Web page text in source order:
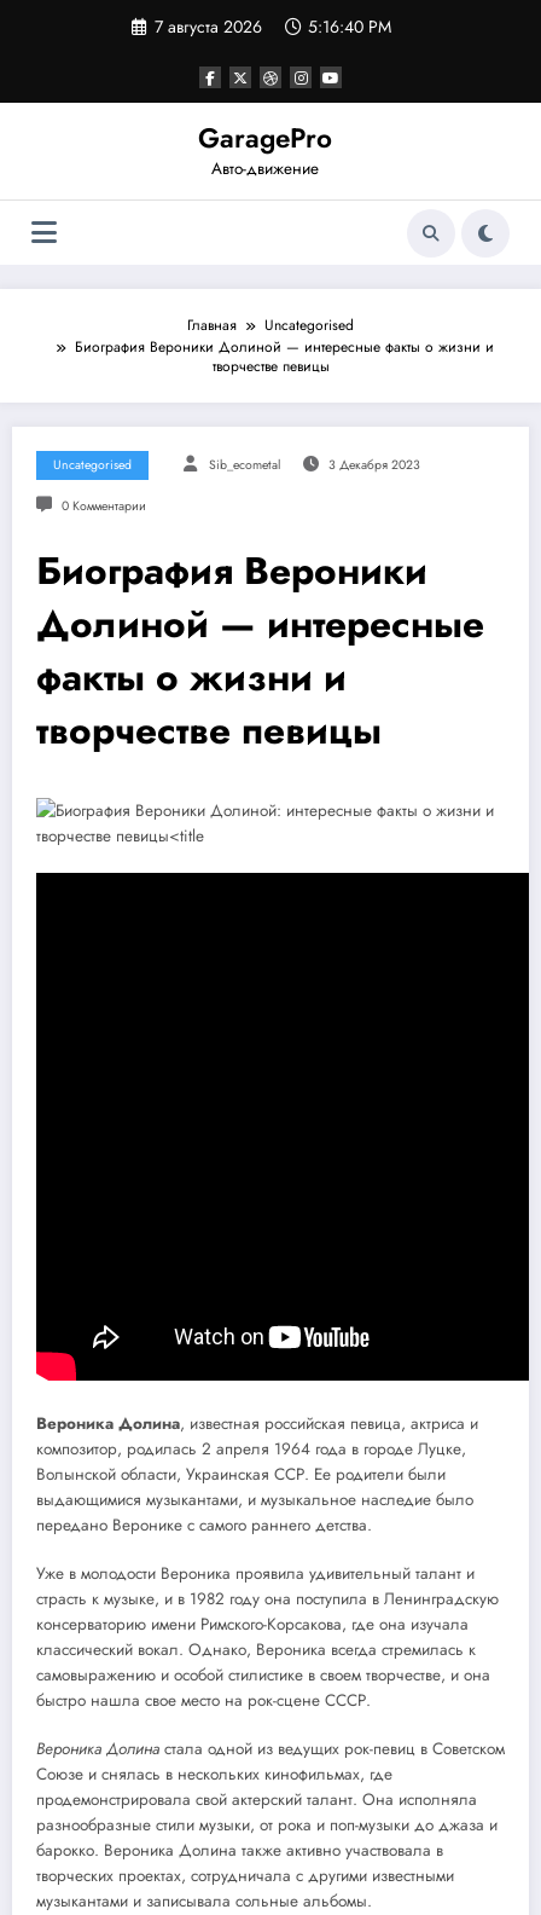
7 августа 2026 5:16:40 PM
GaragePro
Авто-движение
Главная
Uncategorised
Биография Вероники Долиной — интересные факты о жизни и
творчестве певицы
Uncategorised Sib_ecometal 3 Декабря 2023
0 Комментарии
Биография Вероники
Долиной — интересные
факты о жизни и
творчестве певицы
Вероника Долина, известная российская певица, актриса и
композитор, родилась 2 апреля 1964 года в городе Луцке,
Волынской области, Украинская ССР. Ее родители были
выдающимися музыкантами, и музыкальное наследие было
передано Веронике с самого раннего детства.
Уже в молодости Вероника проявила удивительный талант и
страсть к музыке, и в 1982 году она поступила в Ленинградскую
консерваторию имени Римского-Корсакова, где она изучала
классический вокал. Однако, Вероника всегда стремилась к
самовыражению и особой стилистике в своем творчестве, и она
быстро нашла свое место на рок-сцене СССР.
Вероника Долина стала одной из ведущих рок-певиц в Советском
Союзе и снялась в нескольких кинофильмах, где
продемонстрировала свой актерский талант. Она исполняла
разнообразные стили музыки, от рока и поп-музыки до джаза и
барокко. Вероника Долина также активно участвовала в
творческих проектах, сотрудничала с другими известными
музыкантами и записывала сольные альбомы.